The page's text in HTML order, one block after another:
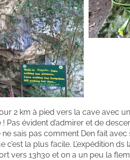
2 km à pied vers la cave avec
! Pas évident d’admirer et de
sais pas comment Den fait
c’est la plus facile. L’expédition
vers 13h30 et on a un peu la